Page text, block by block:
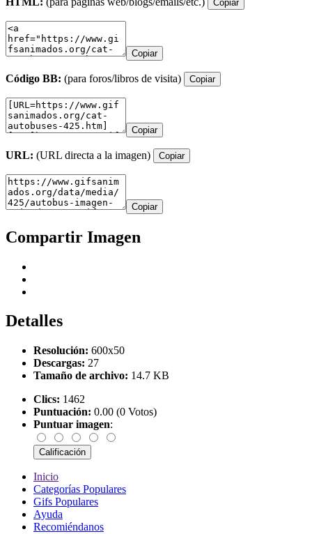
Copiar
Copiar
Código BB: (para foros/libros de visita) Copiar
Copiar
URL: (URL directa a la imagen) Copiar
Copiar
Compartir Imagen
Detalles
Resolución: 600x50
Descargas: 27
Tamaño de archivo: 14.7 KB
Clics: 1462
Puntuación: 0.00 (0 Votos)
Puntuar imagen:
Inicio
Categorías Populares
Gifs Populares
Ayuda
Recomiéndanos